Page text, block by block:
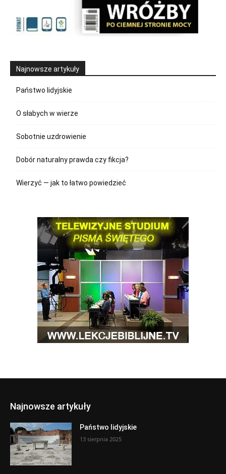
Najnowsze artykuły
Państwo lidyjskie
O słabych w wierze
Sobotnie uzdrowienie
Dobór naturalny prawda czy fikcja?
Wierzyć — jak to łatwo powiedzieć
Najnowsze artykuły
Państwo lidyjskie
13 sierpnia 2025